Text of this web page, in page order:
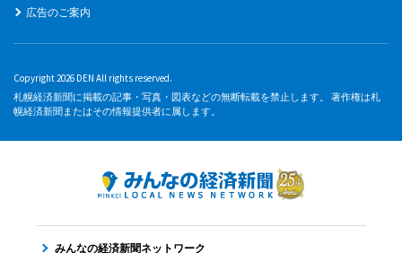
広告のご案内
Copyright 2026 DEN All rights reserved.
札幌経済新聞に掲載の記事・写真・図表などの無断転載を禁止します。 著作権は札
幌経済新聞またはその情報提供者に属します。
みんなの経済新聞ネットワーク